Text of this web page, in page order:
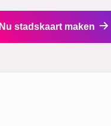
Nu stadskaart maken